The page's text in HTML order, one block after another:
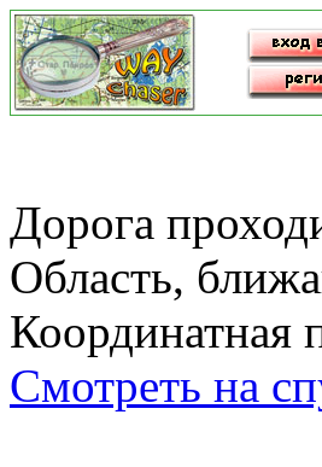
Дорога
Область,
Координатная
Смотреть на